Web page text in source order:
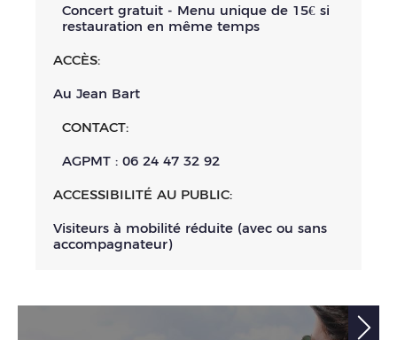
Concert gratuit - Menu unique de 15€ si
restauration en même temps
ACCÈS:
Au Jean Bart
CONTACT:
AGPMT : 06 24 47 32 92
ACCESSIBILITÉ AU PUBLIC:
Visiteurs à mobilité réduite (avec ou sans
accompagnateur)